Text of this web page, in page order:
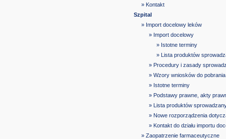
» Kontakt
Szpital
» Import docelowy leków
» Import docelowy
» Istotne terminy
» Lista produktów
» Procedury i zasady
» Wzory wniosków do pobrania
» Istotne terminy
» Podstawy prawne, akty
» Lista produktów
» Nowe rozporządzenia
» Kontakt do działu importu
» Zaopatrzenie farmaceutyczne